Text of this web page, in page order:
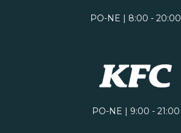
PO-NE | 8:00 - 20:00
PO-NE | 9:00 - 21:00